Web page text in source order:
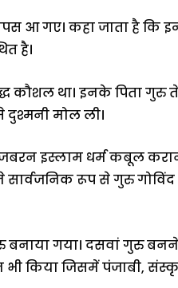
आ गए। कहा जाता है कि
है।
कौशल था। इनके पिता गुरु
दुश्मनी मोल ली।
इस्लाम धर्म कबूल
रूप से गुरु गोविंद
गया। दसवां गुरु बनने
किया जिसमें पंजाबी,